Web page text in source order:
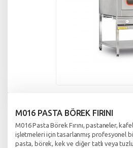
M016 PASTA BÖREK FIRINI
M016 Pasta Börek Fırını, pastaneler,
işletmeleri için tasarlanmış profesyonel bir
pasta, börek, kek ve diğer tatlı veya